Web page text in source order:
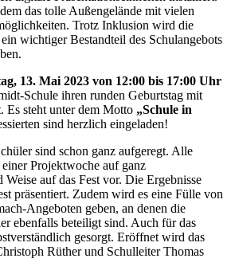
das tolle Außengelände mit vielen
Trotz Inklusion wird die
wichtiger Bestandteil des Schulangebots
13. Mai 2023 von 12:00 bis 17:00 Uhr
Schule ihren runden Geburtstag mit
. Es steht unter dem Motto „Schule in
sind herzlich eingeladen!
sind schon ganz aufgeregt. Alle
Projektwoche auf ganz
auf das Fest vor. Die Ergebnisse
präsentiert. Zudem wird es eine Fülle von
Angeboten geben, an denen die
ebenfalls beteiligt sind. Auch für das
gesorgt. Eröffnet wird das
Rüther und Schulleiter Thomas